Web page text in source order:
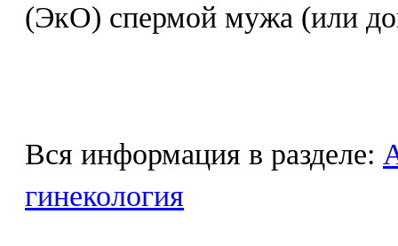
(ЭкО) спермой мужа (или
Вся информация в разделе:
гинекология